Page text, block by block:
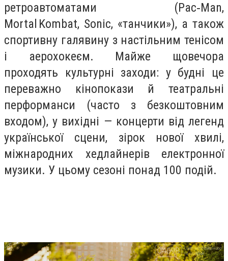
ретроавтоматами (Pac‑Man,
Mortal Kombat, Sonic, «танчики»), а також
спортивну галявину з настільним тенісом
і аерохокеєм. Майже щовечора
проходять культурні заходи: у будні це
переважно кінопокази й театральні
перформанси (часто з безкоштовним
входом), у вихідні — концерти від легенд
української сцени, зірок нової хвилі,
міжнародних хедлайнерів електронної
музики. У цьому сезоні понад 100 подій.